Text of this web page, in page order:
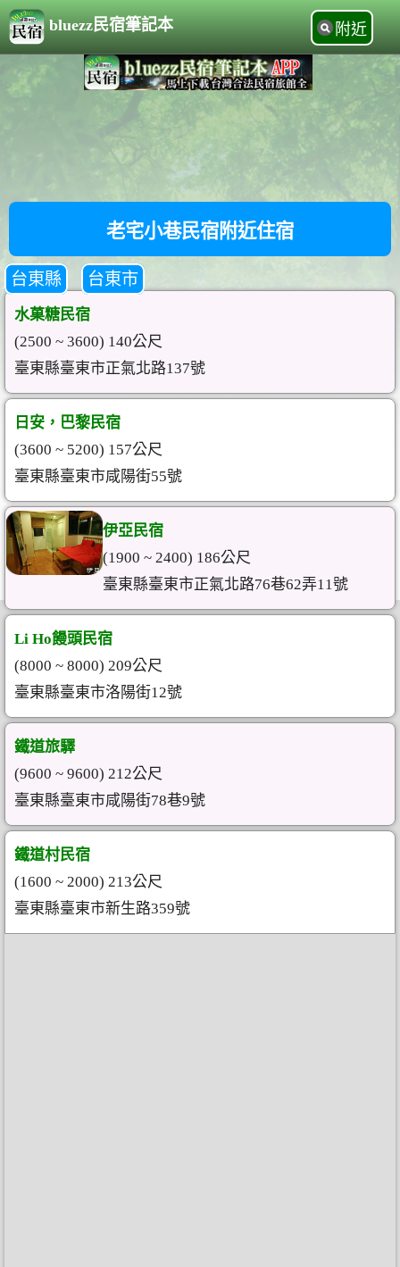
bluezz民宿筆記本 附近
老宅小巷民宿附近住宿
台東縣 台東市
水菓糖民宿
(2500 ~ 3600) 140公尺
臺東縣臺東市正氣北路137號
日安，巴黎民宿
(3600 ~ 5200) 157公尺
臺東縣臺東市咸陽街55號
伊亞民宿
(1900 ~ 2400) 186公尺
臺東縣臺東市正氣北路76巷62弄11號
Li Ho饅頭民宿
(8000 ~ 8000) 209公尺
臺東縣臺東市洛陽街12號
鐵道旅驛
(9600 ~ 9600) 212公尺
臺東縣臺東市咸陽街78巷9號
鐵道村民宿
(1600 ~ 2000) 213公尺
臺東縣臺東市新生路359號